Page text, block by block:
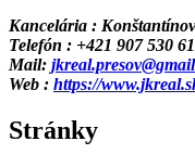
Kancelária :
Telefón : +421 907 530
Mail:
Web : https://
Stránky